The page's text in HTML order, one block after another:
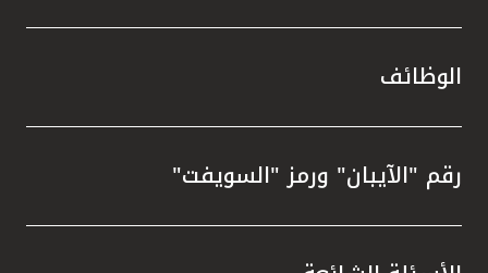
الوظائف
رقم "الآيبان" ورمز "السويفت"